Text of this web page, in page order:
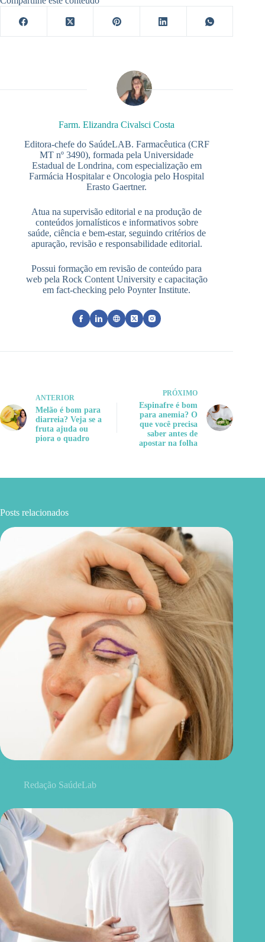
Farm. Elizandra Civalsci Costa
Editora-chefe do SaúdeLAB. Farmacêutica (CRF
MT nº 3490), formada pela Universidade
Estadual de Londrina, com especialização em
Farmácia Hospitalar e Oncologia pelo Hospital
Erasto Gaertner.
Atua na supervisão editorial e na produção de
conteúdos jornalísticos e informativos sobre
saúde, ciência e bem-estar, seguindo critérios de
apuração, revisão e responsabilidade editorial.
Possui formação em revisão de conteúdo para
web pela Rock Content University e capacitação
em fact-checking pelo Poynter Institute.
ANTERIOR
Melão é bom para
diarreia? Veja se a
fruta ajuda ou
piora o quadro
PRÓXIMO
Espinafre é bom
para anemia? O
que você precisa
saber antes de
apostar na folha
Posts relacionados
Redação SaúdeLab